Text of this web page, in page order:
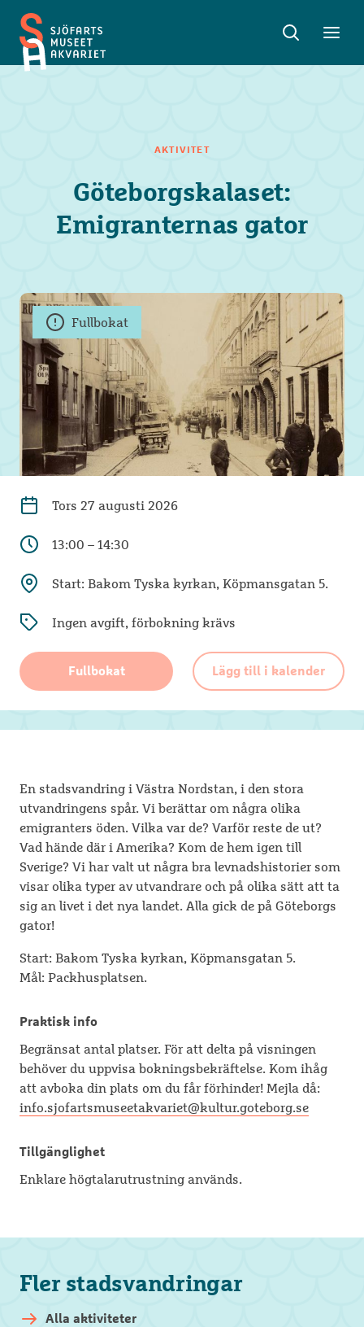
Sjöfartsmuseet
Akvariet
Toggle
AKTIVITET
Göteborgskalaset:
Emigranternas gator
Fullbokat
Tors 27 augusti 2026
13:00 – 14:30
Start: Bakom Tyska kyrkan, Köpmansgatan 5.
Ingen avgift, förbokning krävs
Fullbokat Lägg till i kalender
En stadsvandring i Västra Nordstan, i den stora
utvandringens spår. Vi berättar om några olika
emigranters öden. Vilka var de? Varför reste de ut?
Vad hände där i Amerika? Kom de hem igen till
Sverige? Vi har valt ut några bra levnadshistorier som
visar olika typer av utvandrare och på olika sätt att ta
sig an livet i det nya landet. Alla gick de på Göteborgs
gator!
Start: Bakom Tyska kyrkan, Köpmansgatan 5.
Mål: Packhusplatsen.
Praktisk info
Begränsat antal platser. För att delta på visningen
behöver du uppvisa bokningsbekräftelse. Kom ihåg
att avboka din plats om du får förhinder! Mejla då:
info.sjofartsmuseetakvariet@kultur.goteborg.se
Tillgänglighet
Enklare högtalarutrustning används.
Fler stadsvandringar
Alla aktiviteter